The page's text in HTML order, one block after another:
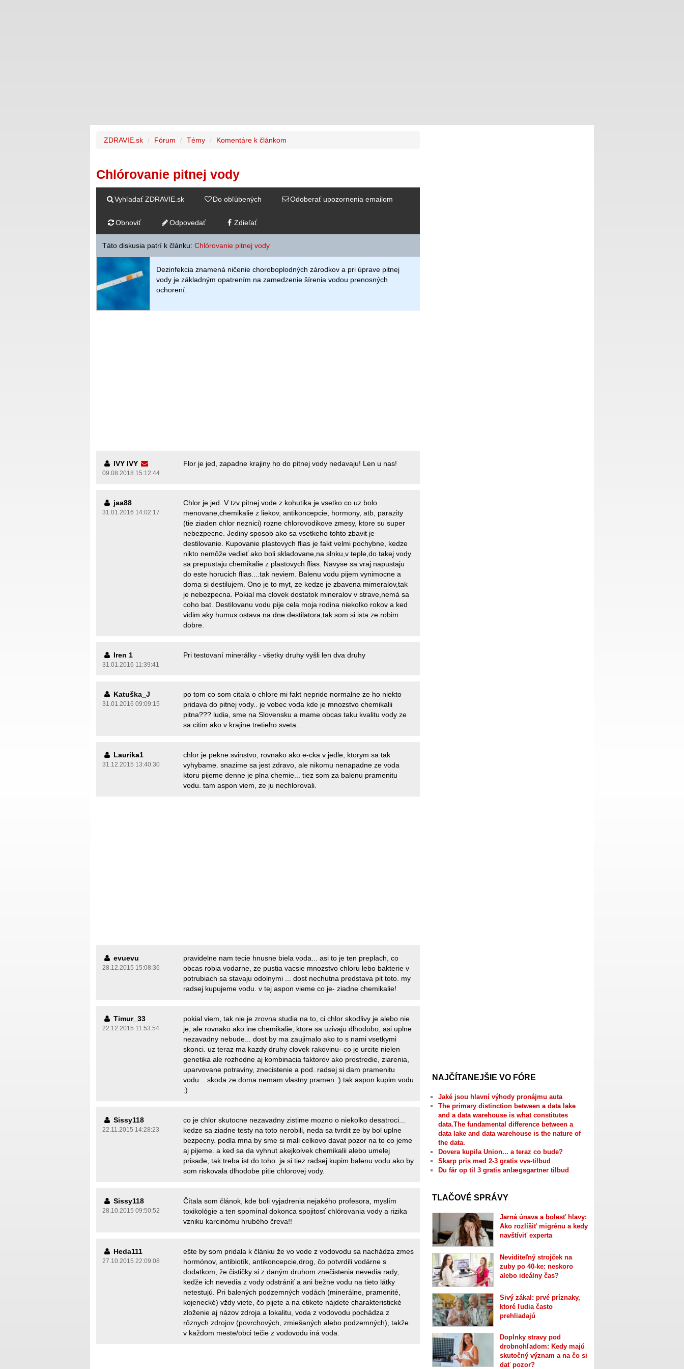
ZDRAVIE.sk Fórum Témy Komentáre k článkom
Chlórovanie pitnej vody
Vyhľadať ZDRAVIE.sk Do obľúbených Odoberať upozornenia emailom
Obnoviť Odpovedať Zdieľať
Táto diskusia patrí k článku: Chlórovanie pitnej vody
Dezinfekcia znamená ničenie choroboplodných zárodkov a pri úprave pitnej
vody je základným opatrením na zamedzenie šírenia vodou prenosných
ochorení.
IVY IVY
09.08.2018 15:12:44
Flor je jed, zapadne krajiny ho do pitnej vody nedavaju! Len u nas!
jaa88
31.01.2016 14:02:17
Chlor je jed. V tzv pitnej vode z kohutika je vsetko co uz bolo
menovane,chemikalie z liekov, antikoncepcie, hormony, atb, parazity
(tie ziaden chlor neznici) rozne chlorovodikove zmesy, ktore su super
nebezpecne. Jediny sposob ako sa vsetkeho tohto zbavit je
destilovanie. Kupovanie plastovych flias je fakt velmi pochybne, kedze
nikto nemôže vedieť ako boli skladovane,na slnku,v teple,do takej vody
sa prepustaju chemikalie z plastovych flias. Navyse sa vraj napustaju
do este horucich flias....tak neviem. Balenu vodu pijem vynimocne a
doma si destilujem. Ono je to myt, ze kedze je zbavena mimeralov,tak
je nebezpecna. Pokial ma clovek dostatok mineralov v strave,nemá sa
coho bat. Destilovanu vodu pije cela moja rodina niekolko rokov a ked
vidim aky humus ostava na dne destilatora,tak som si ista ze robim
dobre.
Iren 1
31.01.2016 11:39:41
Pri testovaní minerálky - všetky druhy vyšli len dva druhy
Katuška_J
31.01.2016 09:09:15
po tom co som citala o chlore mi fakt nepride normalne ze ho niekto
pridava do pitnej vody.. je vobec voda kde je mnozstvo chemikalii
pitna??? ludia, sme na Slovensku a mame obcas taku kvalitu vody ze
sa citim ako v krajine tretieho sveta..
Laurika1
31.12.2015 13:40:30
chlor je pekne svinstvo, rovnako ako e-cka v jedle, ktorym sa tak
vyhybame. snazime sa jest zdravo, ale nikomu nenapadne ze voda
ktoru pijeme denne je plna chemie... tiez som za balenu pramenitu
vodu. tam aspon viem, ze ju nechlorovali.
evuevu
28.12.2015 15:08:36
pravidelne nam tecie hnusne biela voda... asi to je ten preplach, co
obcas robia vodarne, ze pustia vacsie mnozstvo chloru lebo bakterie v
potrubiach sa stavaju odolnymi ... dost nechutna predstava pit toto. my
radsej kupujeme vodu. v tej aspon vieme co je- ziadne chemikalie!
Timur_33
22.12.2015 11:53:54
pokial viem, tak nie je zrovna studia na to, ci chlor skodlivy je alebo nie
je, ale rovnako ako ine chemikalie, ktore sa uzivaju dlhodobo, asi uplne
nezavadny nebude... dost by ma zaujimalo ako to s nami vsetkymi
skonci. uz teraz ma kazdy druhy clovek rakovinu- co je urcite nielen
genetika ale rozhodne aj kombinacia faktorov ako prostredie, ziarenia,
uparvovane potraviny, znecistenie a pod. radsej si dam pramenitu
vodu... skoda ze doma nemam vlastny pramen :) tak aspon kupim vodu
:)
Sissy118
22.11.2015 14:28:23
co je chlor skutocne nezavadny zistime mozno o niekolko desatroci...
kedze sa ziadne testy na toto nerobili, neda sa tvrdit ze by bol uplne
bezpecny. podla mna by sme si mali celkovo davat pozor na to co jeme
aj pijeme. a ked sa da vyhnut akejkolvek chemikalii alebo umelej
prisade, tak treba ist do toho. ja si tiez radsej kupim balenu vodu ako by
som riskovala dlhodobe pitie chlorovej vody.
Sissy118
28.10.2015 09:50:52
Čítala som článok, kde boli vyjadrenia nejakého profesora, myslím
toxikológie a ten spomínal dokonca spojitosť chlórovania vody a rizika
vzniku karcinómu hrubého čreva!!
Heda111
27.10.2015 22:09:08
ešte by som pridala k článku že vo vode z vodovodu sa nachádza zmes
hormónov, antibiotík, antikoncepcie,drog, čo potvrdili vodárne s
dodatkom, že čističky si z daným druhom znečistenia nevedia rady,
kedže ich nevedia z vody odstrániť a ani bežne vodu na tieto látky
netestujú. Pri balených podzemných vodách (minerálne, pramenité,
kojenecké) vždy viete, čo pijete a na etikete nájdete charakteristické
zloženie aj názov zdroja a lokalitu, voda z vodovodu pochádza z
rôznych zdrojov (povrchových, zmiešaných alebo podzemných), takže
v každom meste/obci tečie z vodovodu iná voda.
NAJČÍTANEJŠIE VO FÓRE
Jaké jsou hlavní výhody pronájmu auta
The primary distinction between a data lake
and a data warehouse is what constitutes
data.The fundamental difference between a
data lake and data warehouse is the nature of
the data.
Dovera kupila Union... a teraz co bude?
Skarp pris med 2-3 gratis vvs-tilbud
Du får op til 3 gratis anlægsgartner tilbud
TLAČOVÉ SPRÁVY
Jarná únava a bolesť hlavy:
Ako rozlíšiť migrénu a kedy
navštíviť experta
Neviditeľný strojček na
zuby po 40-ke: neskoro
alebo ideálny čas?
Sivý zákal: prvé príznaky,
ktoré ľudia často
prehliadajú
Doplnky stravy pod
drobnohľadom: Kedy majú
skutočný význam a na čo si
dať pozor?